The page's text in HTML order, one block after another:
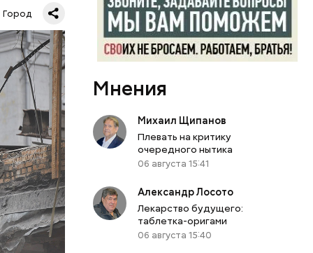
Город
а на их
детские
бюро
будут
Мнения
Михаил Щипанов
Плевать на критику
очередного нытика
06 августа 15:41
Александр Лосото
Лекарство будущего:
таблетка-оригами
06 августа 15:40